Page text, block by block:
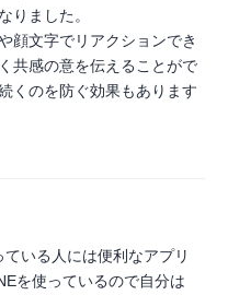
りました。
顔文字でリアクションでき
共感の意を伝えることがで
くのを防ぐ効果もあります
いる人には便利なアプリ
を使っているので自分は